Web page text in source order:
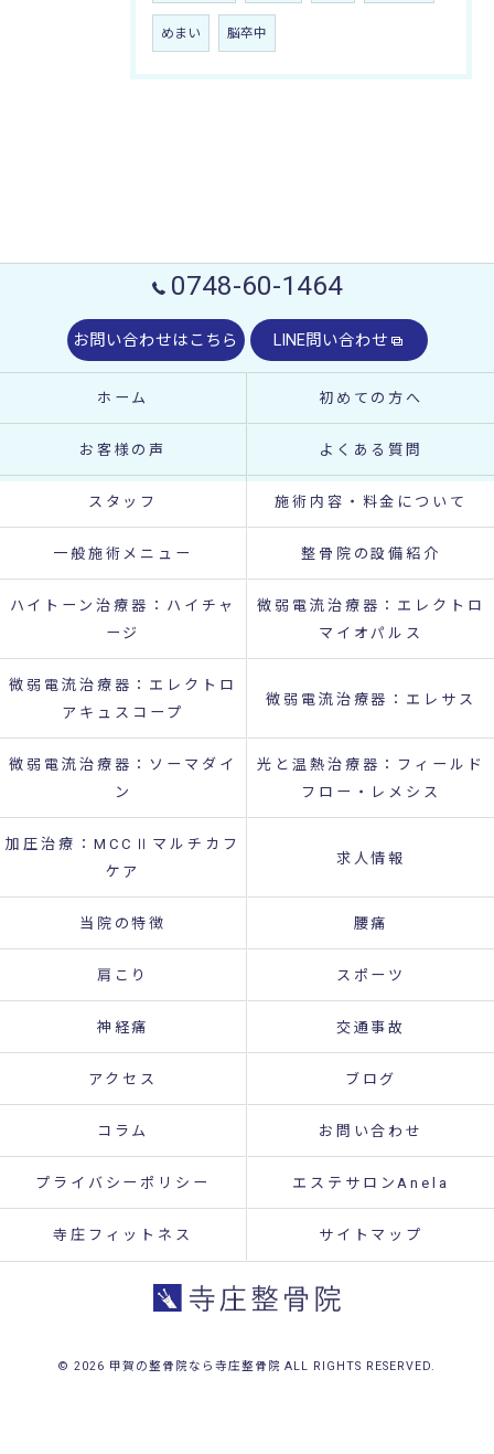
めまい 脳卒中
0748-60-1464
お問い合わせはこちら LINE問い合わせ
ホーム 初めての方へ
お客様の声 よくある質問
スタッフ 施術内容・料金について
一般施術メニュー 整骨院の設備紹介
ハイトーン治療器：ハイチャ
ージ
微弱電流治療器：エレクトロ
マイオパルス
微弱電流治療器：エレクトロ
アキュスコープ
微弱電流治療器：エレサス
微弱電流治療器：ソーマダイ
ン
光と温熱治療器：フィールド
フロー・レメシス
加圧治療：MCCⅡマルチカフ
ケア
求人情報
当院の特徴 腰痛
肩こり スポーツ
神経痛 交通事故
アクセス ブログ
コラム お問い合わせ
プライバシーポリシー エステサロンAnela
寺庄フィットネス サイトマップ
© 2026 甲賀の整骨院なら寺庄整骨院 ALL RIGHTS RESERVED.